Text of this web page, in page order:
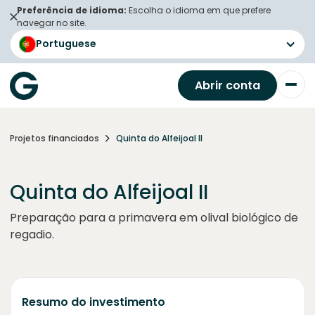
Preferência de idioma: Escolha o idioma em que prefere
navegar no site.
Portuguese
Abrir conta
Projetos financiados Quinta do Alfeijoal II
Quinta do Alfeijoal II
Preparação para a primavera em olival biológico de
regadio.
Resumo do investimento